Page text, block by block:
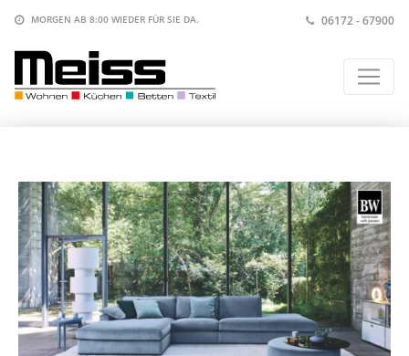
MORGEN AB 8:00 WIEDER FÜR SIE DA. 06172 - 67900